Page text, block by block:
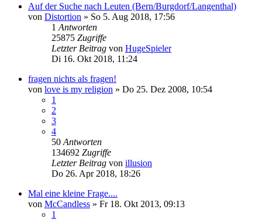
Auf der Suche nach Leuten (Bern/Burgdorf/Langenthal)
von Distortion » So 5. Aug 2018, 17:56
1 Antworten
25875 Zugriffe
Letzter Beitrag von HugeSpieler
Di 16. Okt 2018, 11:24
fragen nichts als fragen!
von love is my religion » Do 25. Dez 2008, 10:54
1
2
3
4
50 Antworten
134692 Zugriffe
Letzter Beitrag von illusion
Do 26. Apr 2018, 18:26
Mal eine kleine Frage....
von McCandless » Fr 18. Okt 2013, 09:13
1